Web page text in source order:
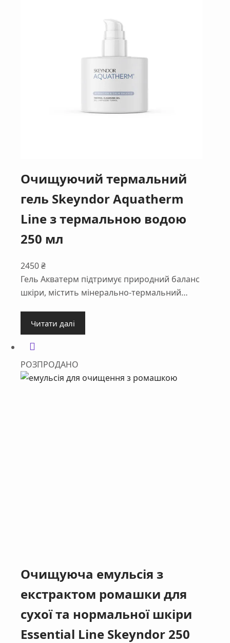
Очищуючий термальний
гель Skeyndor Aquatherm
Line з термальною водою
250 мл
2450₴
Гель Акватерм підтримує природний баланс
шкіри, містить мінерально-термальний…
Читати далі
РОЗПРОДАНО
Очищуюча емульсія з
екстрактом ромашки для
сухої та нормальної шкіри
Essential Line Skeyndor 250